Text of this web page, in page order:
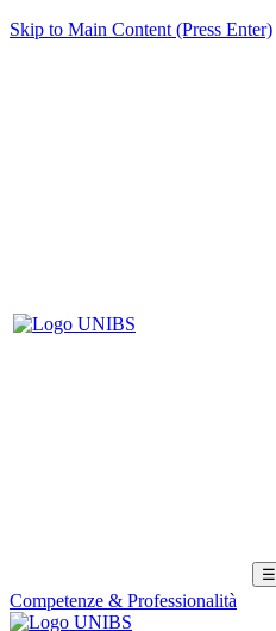
Skip to Main Content (Press Enter)
☰
Competenze & Professionalità